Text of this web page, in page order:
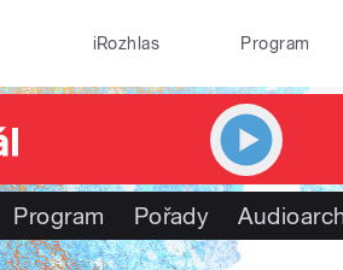
iRozhlas Program
Program Pořady